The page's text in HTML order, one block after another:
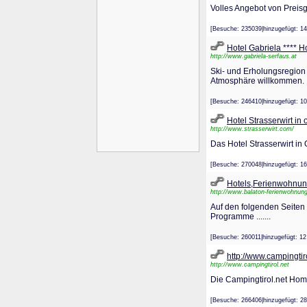
Volles Angebot von
[Besuche:
Hotel Gabriela ****
http://www.gabriela-serfaus.at
Ski- und
Atmosphäre willkommen.
[Besuche:
Hotel Strasserwirt in
http://www.strasserwirt.com/
Das Hotel Strasserwirt
[Besuche:
http://www.balaton-
Auf den folgenden
Programme .......
[Besuche:
http://
http://www.campingtirol.net
Die Campingtirol.net
[Besuche: